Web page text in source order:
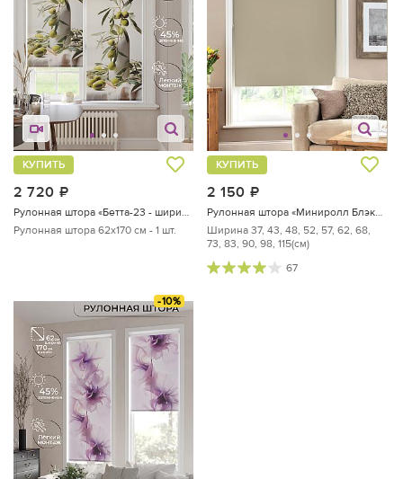
2 720
КУПИТЬ
Рулонная штора «Бетта-23 - ширина 62 см»
Рулонная штора 62х170 см - 1 шт.
2 150
КУПИТЬ
Рулонная штора «Миниролл Блэкаут Ультиса (капучино)»
Ширина 37, 43, 48, 52, 57, 62, 68,
73, 83, 90, 98, 115(см)
67
-10%